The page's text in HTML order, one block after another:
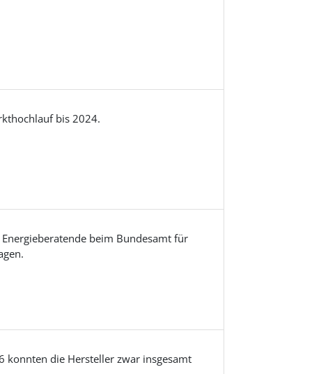
bis 2024.
beim Bundesamt für
konnten die Hersteller zwar insgesamt